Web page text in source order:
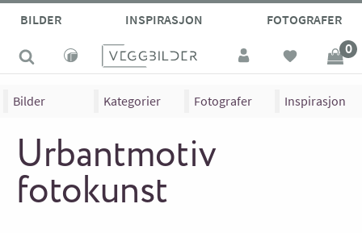
BILDER INSPIRASJON FOTOGRAFER
0
Bilder Kategorier Fotografer Inspirasjon
Urbantmotiv
fotokunst